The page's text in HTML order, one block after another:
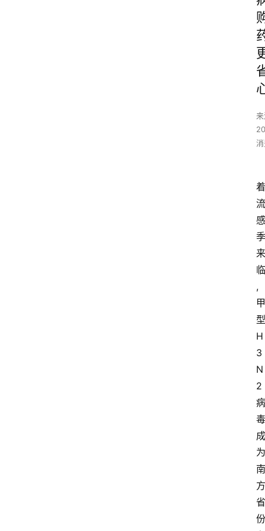
着
流
感
季
来
临
,
甲
型
H
3
N
2
病
毒
成
为
南
方
省
份